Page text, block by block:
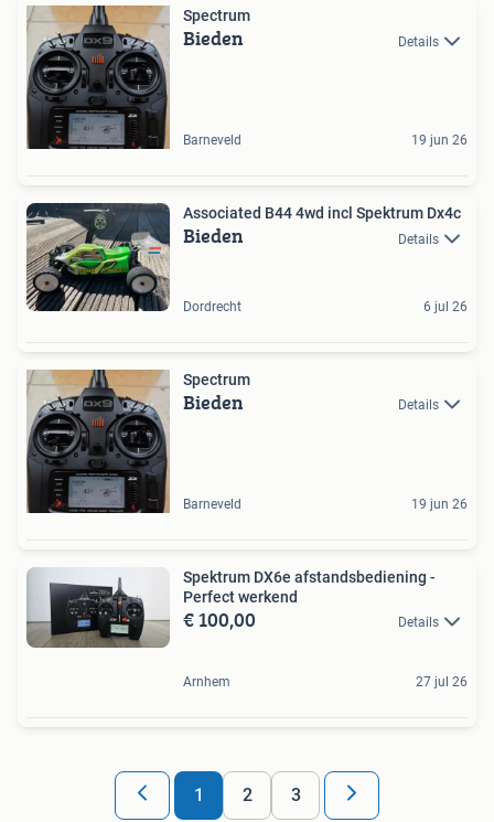
Spectrum
Bieden Details
Barneveld 19 jun 26
Associated B44 4wd incl Spektrum Dx4c
Bieden Details
Dordrecht 6 jul 26
Spectrum
Bieden Details
Barneveld 19 jun 26
Spektrum DX6e afstandsbediening -
Perfect werkend
€ 100,00 Details
Arnhem 27 jul 26
1 2 3